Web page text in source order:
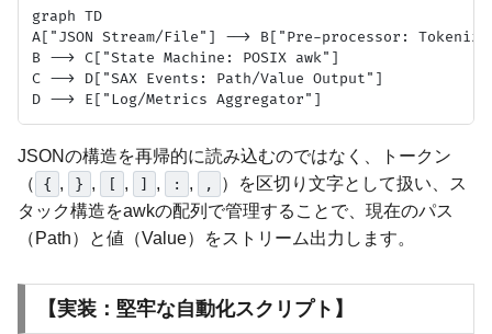
graph TD
A["JSON Stream/File"] --> B["Pre-processor:
B --> C["State Machine: POSIX awk"]
C --> D["SAX Events: Path/Value Output"]
JSONの構造を再帰的に読み込むのではなく、トークン
（
{ , } , [ , ] , : , ,
）を区切り文字として扱い、ス
タック構造をawkの配列で管理することで、現在のパス
（Path）と値（Value）をストリーム出力します。
【実装：堅牢な自動化スクリプト】